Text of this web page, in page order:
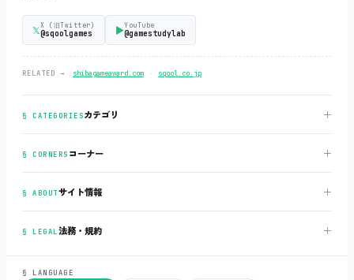
𝕏X (旧Twitter)
@sqoolgames ▶YouTube
@gamestudylab
RELATED → shibagameaward.com ‧ sqool.co.jp
§ CATEGORIESカテゴリ ＋
§ CORNERS コーナー ＋
§ ABOUTサイト情報 ＋
§ LEGAL法務・規約 ＋
§ LANGUAGE